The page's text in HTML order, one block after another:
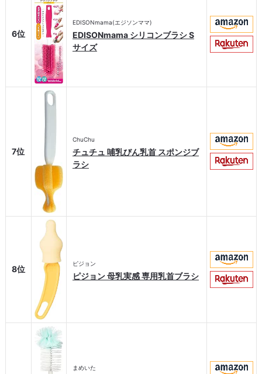
6位
EDISONmama(エジソンママ)
EDISONmama シリコンブラシ S
サイズ
7位
ChuChu
チュチュ 哺乳びん乳首 スポンジブ
ラシ
8位
ピジョン
ピジョン 母乳実感 専用乳首ブラシ
まめいた